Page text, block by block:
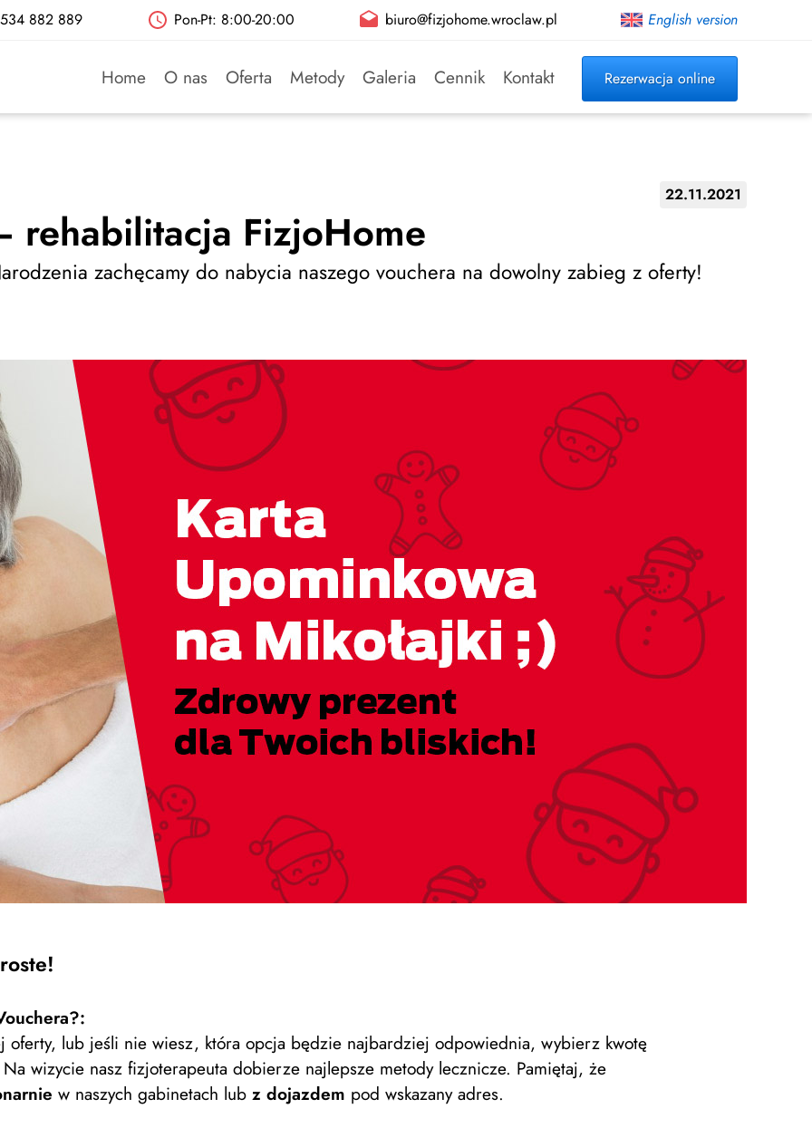
882 889 Pon-Pt: 8:00-20:00 biuro@fizjohome.wroclaw.pl English version
Rezerwacja online
Home O nas Oferta Metody Galeria Cennik Kontakt
22.11.2021
rehabilitacja FizjoHome
zachęcamy do nabycia naszego vouchera na dowolny zabieg z oferty!
lub jeśli nie wiesz, która opcja będzie najbardziej odpowiednia, wybierz kwotę
wizycie nasz fizjoterapeuta dobierze najlepsze metody lecznicze. Pamiętaj, że
w naszych gabinetach lub z dojazdem pod wskazany adres.